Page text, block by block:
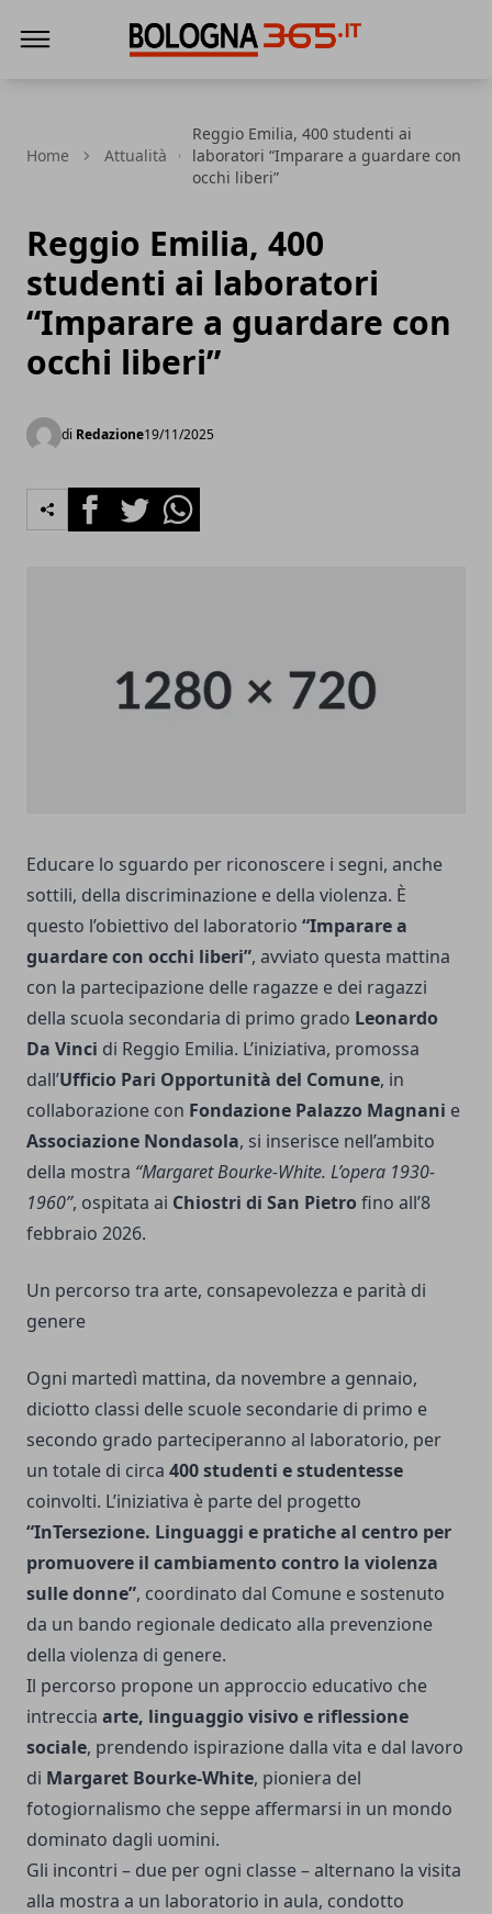
Home Attualità
Reggio Emilia, 400 studenti ai
laboratori “Imparare a guardare con
occhi liberi”
Reggio Emilia, 400
studenti ai laboratori
“Imparare a guardare con
occhi liberi”
di Redazione19/11/2025
FacebookTwitterWhatsapp
Educare lo sguardo per riconoscere i segni, anche
sottili, della discriminazione e della violenza. È
questo l’obiettivo del laboratorio “Imparare a
guardare con occhi liberi”, avviato questa mattina
con la partecipazione delle ragazze e dei ragazzi
della scuola secondaria di primo grado Leonardo
Da Vinci di Reggio Emilia. L’iniziativa, promossa
dall’Ufficio Pari Opportunità del Comune, in
collaborazione con Fondazione Palazzo Magnani e
Associazione Nondasola, si inserisce nell’ambito
della mostra “Margaret Bourke-White. L’opera 1930-
1960”, ospitata ai Chiostri di San Pietro fino all’8
febbraio 2026.
Un percorso tra arte, consapevolezza e parità di
genere
Ogni martedì mattina, da novembre a gennaio,
diciotto classi delle scuole secondarie di primo e
secondo grado parteciperanno al laboratorio, per
un totale di circa 400 studenti e studentesse
coinvolti. L’iniziativa è parte del progetto
“InTersezione. Linguaggi e pratiche al centro per
promuovere il cambiamento contro la violenza
sulle donne”, coordinato dal Comune e sostenuto
da un bando regionale dedicato alla prevenzione
della violenza di genere.
Il percorso propone un approccio educativo che
intreccia arte, linguaggio visivo e riflessione
sociale, prendendo ispirazione dalla vita e dal lavoro
di Margaret Bourke-White, pioniera del
fotogiornalismo che seppe affermarsi in un mondo
dominato dagli uomini.
Gli incontri – due per ogni classe – alternano la visita
alla mostra a un laboratorio in aula, condotto